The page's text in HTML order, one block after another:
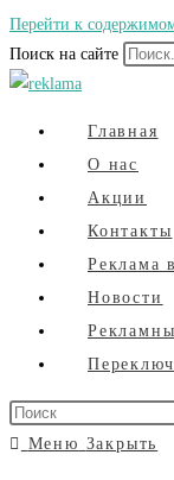
Перейти к
Поиск на сайте
Главная
О нас
Акции
Контакты
Реклама
Новости
Меню Закрыть